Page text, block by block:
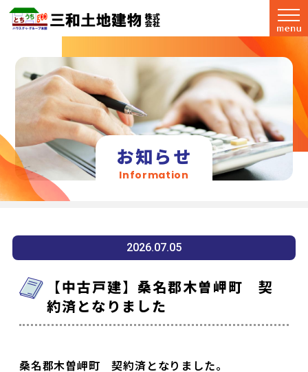
お知らせ
Information
2026.07.05
【中古戸建】桑名郡木曽岬町 契
約済となりました
桑名郡木曽岬町 契約済となりました。